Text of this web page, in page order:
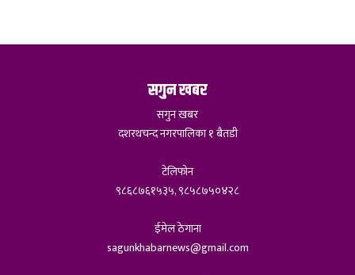
सगुन खबर
सगुन खबर
दशरथचन्द नगरपालिका १ बैतडी
टेलिफोन
९८६८७६१५३५, ९८५८७५०४२८
ईमेल ठेगाना
sagunkhabarnews@gmail.com